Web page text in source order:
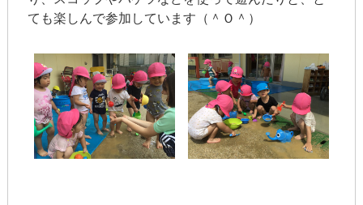
ても楽しんで参加しています（＾Ｏ＾）